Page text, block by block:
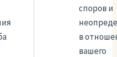
споров и
в
вашего